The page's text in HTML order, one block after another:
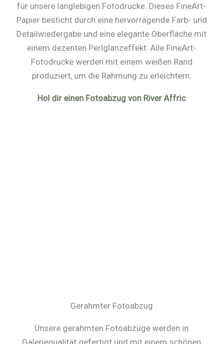
für unsere langlebigen Fotodrucke. Dieses FineArt-
Papier besticht durch eine hervorragende Farb- und
Detailwiedergabe und eine elegante Oberfläche mit
einem dezenten Perlglanzeffekt. Alle FineArt-
Fotodrucke werden mit einem weißen Rand
produziert, um die Rahmung zu erleichtern.
Hol dir einen Fotoabzug von River Affric
Gerahmter Fotoabzug
Unsere gerahmten Fotoabzüge werden in
Galeriequalität gefertigt und mit einem schönen